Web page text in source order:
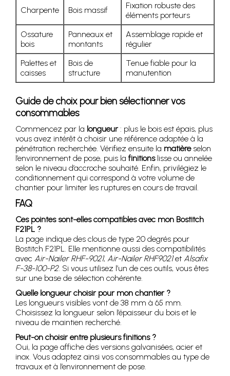
Charpente Bois massif
Fixation robuste des
éléments porteurs
Ossature
bois
Panneaux et
montants
Assemblage rapide et
régulier
Palettes et
caisses
Bois de
structure
Tenue fiable pour la
manutention
Guide de choix pour bien sélectionner vos
consommables
Commencez par la longueur: plus le bois est épais, plus
vous avez intérêt à choisir une référence adaptée à la
pénétration recherchée. Vérifiez ensuite la matièreselon
l’environnement de pose, puis la finitionslisse ou annelée
selon le niveau d’accroche souhaité. Enfin, privilégiez le
conditionnement qui correspond à votre volume de
chantier pour limiter les ruptures en cours de travail.
FAQ
Ces pointes sont-elles compatibles avec mon Bostitch
F21PL ?
La page indique des clous de type 20 degrés pour
Bostitch F21PL. Elle mentionne aussi des compatibilités
avec Air-Nailer RHF-9021, Air-Nailer RHF9021et Alsafix
F-38-100-P2. Si vous utilisez l’un de ces outils, vous êtes
sur une base de sélection cohérente.
Quelle longueur choisir pour mon chantier ?
Les longueurs visibles vont de 38 mm à 65 mm.
Choisissez la longueur selon l’épaisseur du bois et le
niveau de maintien recherché.
Peut-on choisir entre plusieurs finitions ?
Oui, la page affiche des versions galvanisées, acier et
inox. Vous adaptez ainsi vos consommables au type de
travaux et à l’environnement de pose.